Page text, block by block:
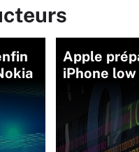
Apple
iPhone